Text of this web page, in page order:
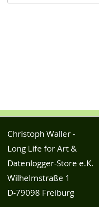
Christoph Waller -
Long Life for Art &
Datenlogger-Store e.K.
Wilhelmstraße 1
D-79098 Freiburg